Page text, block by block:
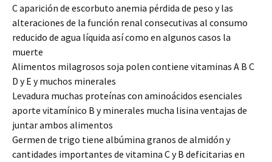
C aparición de escorbuto anemia pérdida de peso y las
alteraciones de la función renal consecutivas al consumo
reducido de agua líquida así como en algunos casos la
muerte
Alimentos milagrosos soja polen contiene vitaminas A B C
D y E y muchos minerales
Levadura muchas proteínas con aminoácidos esenciales
aporte vitamínico B y minerales mucha lisina ventajas de
juntar ambos alimentos
Germen de trigo tiene albúmina granos de almidón y
cantidades importantes de vitamina C y B deficitarias en